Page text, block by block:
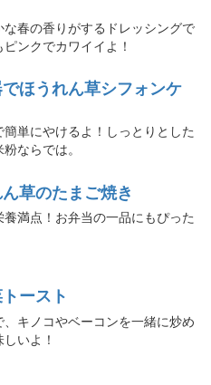
な春の香りがするドレッシングで
ンクでカワイイよ！
ほうれん草シフォンケ
簡単にやけるよ！しっとりとした
ならでは。
草のたまご焼き
養満点！お弁当の一品にもぴった
ースト
、キノコやベーコンを一緒に炒め
いよ！